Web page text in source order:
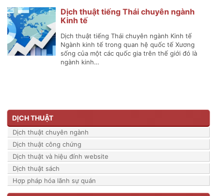
Dịch thuật tiếng Thái chuyên ngành
Kinh tế
Dịch thuật tiếng Thái chuyên ngành Kinh tế
Ngành kinh tế trong quan hệ quốc tế Xương
sống của một các quốc gia trên thế giới đó là
ngành kinh…
DỊCH THUẬT
Dịch thuật chuyên ngành
Dịch thuật công chứng
Dịch thuật và hiệu đính website
Dịch thuật sách
Hợp pháp hóa lãnh sự quán